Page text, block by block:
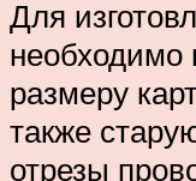
Для
необходимо
размеру
также
отрезы